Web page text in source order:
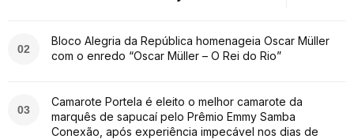
02
Bloco Alegria da República homenageia Oscar Müller
com o enredo “Oscar Müller – O Rei do Rio”
03
Camarote Portela é eleito o melhor camarote da
marquês de sapucaí pelo Prêmio Emmy Samba
Conexão, após experiência impecável nos dias de